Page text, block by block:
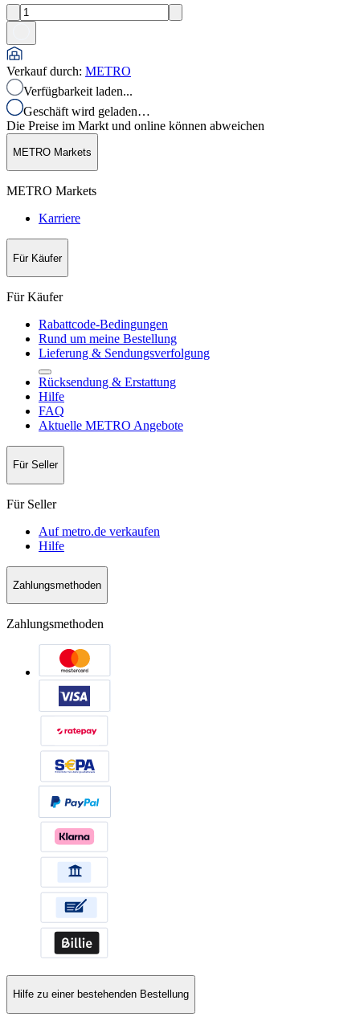
Verkauf durch: METRO
Verfügbarkeit laden...
Geschäft wird geladen…
Die Preise im Markt und online können abweichen
METRO Markets
METRO Markets
Karriere
Für Käufer
Für Käufer
Rabattcode-Bedingungen
Rund um meine Bestellung
Lieferung & Sendungsverfolgung
Rücksendung & Erstattung
Hilfe
FAQ
Aktuelle METRO Angebote
Für Seller
Für Seller
Auf metro.de verkaufen
Hilfe
Zahlungsmethoden
Zahlungsmethoden
Hilfe zu einer bestehenden Bestellung